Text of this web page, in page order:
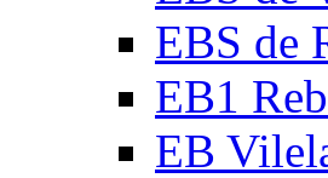
EBS de
EB1
EB